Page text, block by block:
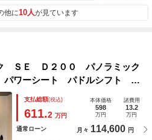
他に10人が見ています
ＳＥ Ｄ２００ パノラミック
ワーシート パドルシフト Ｌ
ーンキープアシスト ３６０カ
ＭＥＲＩＤＩＡＮサウインド
支払総額(税込)
611.2 万円
本体価格
598
万円
諸費用
13.2
万円
通常ローン 月々 114,600 円